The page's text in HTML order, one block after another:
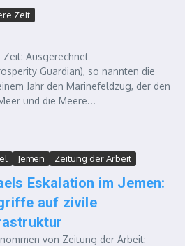
Zeit
Zeit: Ausgerechnet
Guardian), so nannten die
Jahr den Marinefeldzug, der den
und die Meere...
Jemen Zeitung der Arbeit
Eskalation im Jemen:
auf zivile
von Zeitung der Arbeit: